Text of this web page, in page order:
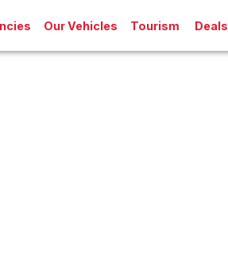
Our Vehicles Tourism Deals